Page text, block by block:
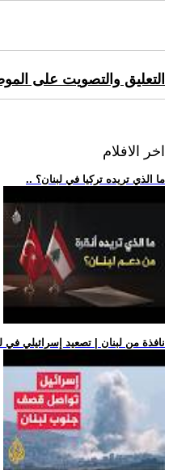
التعليق والتصويت على
اخر الافلام
.. ما الذي تريده تركيا في لبنان؟
.. نافذة من لبنان | تصعيد إسرائيلي